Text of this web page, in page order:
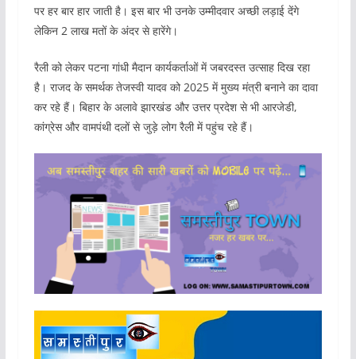
पर हर बार हार जाती है। इस बार भी उनके उम्मीदवार अच्छी लड़ाई देंगे
लेकिन 2 लाख मतों के अंदर से हारेंगे।
रैली को लेकर पटना गांधी मैदान कार्यकर्ताओं में जबरदस्त उत्साह दिख रहा
है। राजद के समर्थक तेजस्वी यादव को 2025 में मुख्य मंत्री बनाने का दावा
कर रहे हैं। बिहार के अलावे झारखंड और उत्तर प्रदेश से भी आरजेडी,
कांग्रेस और वामपंथी दलों से जुड़े लोग रैली में पहुंच रहे हैं।